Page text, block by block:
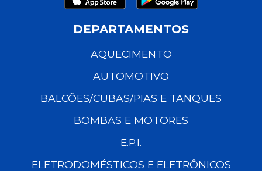
DEPARTAMENTOS
AQUECIMENTO
AUTOMOTIVO
BALCÕES/CUBAS/PIAS E TANQUES
BOMBAS E MOTORES
E.P.I.
ELETRODOMÉSTICOS E ELETRÔNICOS